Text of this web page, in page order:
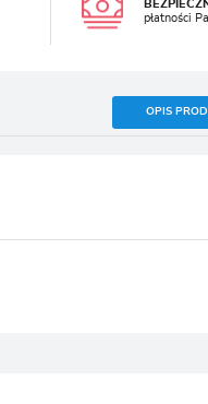
płatności
OPIS